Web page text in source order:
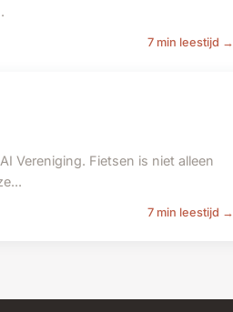
7 min leestijd →
Vereniging. Fietsen is niet alleen
7 min leestijd →